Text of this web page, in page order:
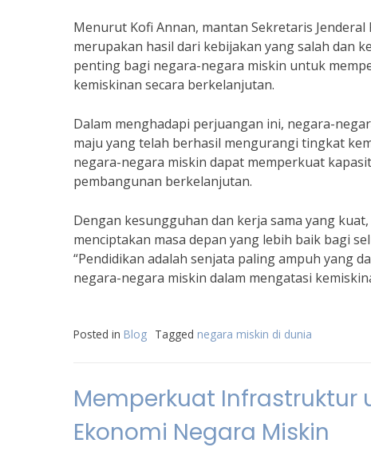
Menurut Kofi Annan, mantan Sekretaris
merupakan hasil dari kebijakan yang salah dan
penting bagi negara-negara miskin untuk
kemiskinan secara berkelanjutan.
Dalam menghadapi perjuangan ini, negara-
maju yang telah berhasil mengurangi tingkat
negara-negara miskin dapat memperkuat
pembangunan berkelanjutan.
Dengan kesungguhan dan kerja sama yang
menciptakan masa depan yang lebih baik bagi
“Pendidikan adalah senjata paling ampuh yang
negara-negara miskin dalam mengatasi
Posted in Blog Tagged negara miskin di dunia
Memperkuat Infrastruktur
Ekonomi Negara Miskin